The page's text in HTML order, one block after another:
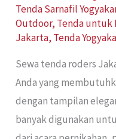
Tenda Sarnafil
Outdoor, Tenda untuk
Jakarta, Tenda
Sewa tenda roders
Anda yang
dengan tampilan
banyak digunakan